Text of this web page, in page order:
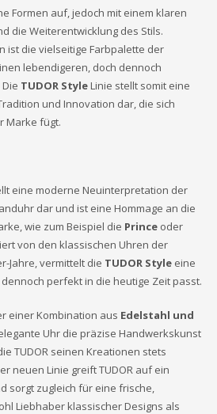
Formen auf, jedoch mit einem klaren
die Weiterentwicklung des Stils.
ist die vielseitige Farbpalette der
lebendigeren, doch dennoch
TUDOR StyleLinie stellt somit eine
und Innovation dar, die sich
Marke fügt.
eine moderne Neuinterpretation der
dar und ist eine Hommage an die
wie zum Beispiel die Prince oder
von den klassischen Uhren der
Jahre, vermittelt die TUDOR Style eine
perfekt in die heutige Zeit passt.
einer Kombination aus Edelstahl und
Uhr die präzise Handwerkskunst
TUDOR seinen Kreationen stets
neuen Linie greift TUDOR auf ein
sorgt zugleich für eine frische,
Liebhaber klassischer Designs als